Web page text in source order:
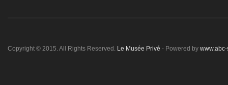
Copyright © 2015. All Rights Reserved. Le Musée Privé - Powered by